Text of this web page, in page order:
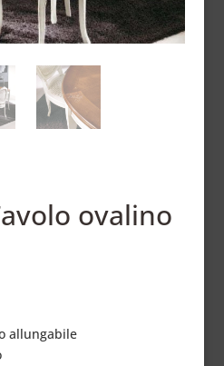
ovalino
allungabile